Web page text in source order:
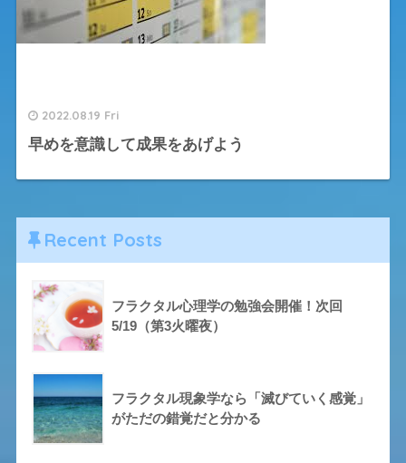
2022.08.19 Fri
早めを意識して成果をあげよう
Recent Posts
フラクタル心理学の勉強会開催！次回
5/19（第3火曜夜）
フラクタル現象学なら「滅びていく感覚」
がただの錯覚だと分かる